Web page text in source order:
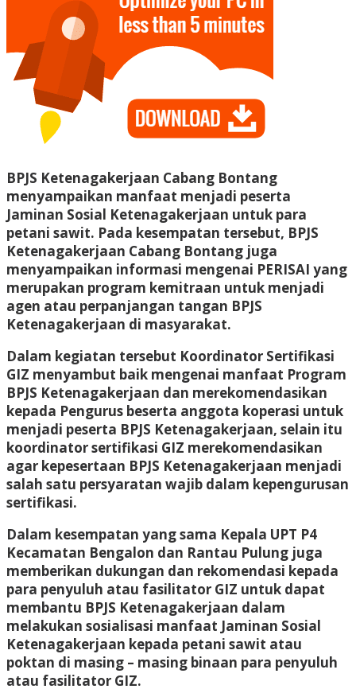
BPJS Ketenagakerjaan Cabang Bontang
menyampaikan manfaat menjadi peserta
Jaminan Sosial Ketenagakerjaan untuk para
petani sawit. Pada kesempatan tersebut, BPJS
Ketenagakerjaan Cabang Bontang juga
menyampaikan informasi mengenai PERISAI yang
merupakan program kemitraan untuk menjadi
agen atau perpanjangan tangan BPJS
Ketenagakerjaan di masyarakat.
Dalam kegiatan tersebut Koordinator Sertifikasi
GIZ menyambut baik mengenai manfaat Program
BPJS Ketenagakerjaan dan merekomendasikan
kepada Pengurus beserta anggota koperasi untuk
menjadi peserta BPJS Ketenagakerjaan, selain itu
koordinator sertifikasi GIZ merekomendasikan
agar kepesertaan BPJS Ketenagakerjaan menjadi
salah satu persyaratan wajib dalam kepengurusan
sertifikasi.
Dalam kesempatan yang sama Kepala UPT P4
Kecamatan Bengalon dan Rantau Pulung juga
memberikan dukungan dan rekomendasi kepada
para penyuluh atau fasilitator GIZ untuk dapat
membantu BPJS Ketenagakerjaan dalam
melakukan sosialisasi manfaat Jaminan Sosial
Ketenagakerjaan kepada petani sawit atau
poktan di masing – masing binaan para penyuluh
atau fasilitator GIZ.